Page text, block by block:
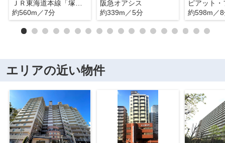
約560m／7分
阪急オアシス
約339m／5分
約598m／
エリアの近い物件